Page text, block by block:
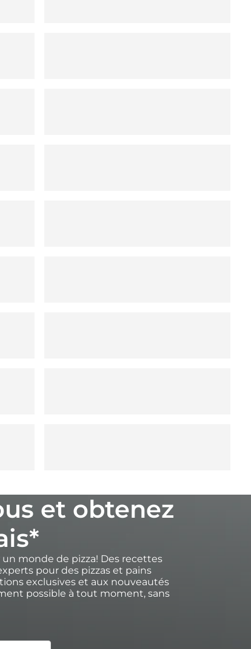
et obtenez
monde de pizza! Des recettes
pour des pizzas et pains
exclusives et aux nouveautés
possible à tout moment, sans